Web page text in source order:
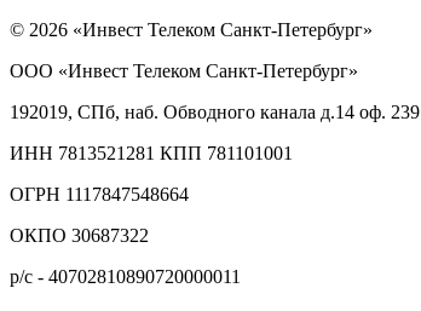
© 2026 «Инвест Телеком Санкт-Петербург»
ООО «Инвест Телеком Санкт-Петербург»
192019, СПб, наб. Обводного канала д.14 оф. 239
ИНН 7813521281 КПП 781101001
ОГРН 1117847548664
ОКПО 30687322
р/с - 40702810890720000011